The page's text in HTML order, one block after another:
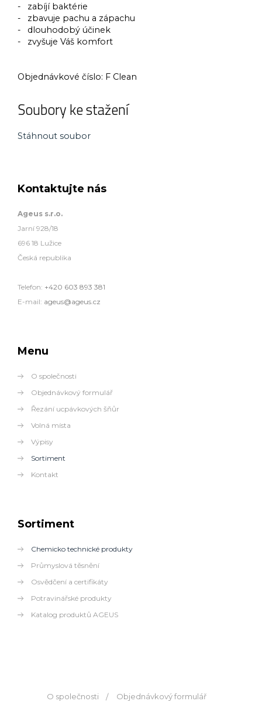
- zabíjí baktérie
- zbavuje pachu a zápachu
- dlouhodobý účinek
- zvyšuje Váš komfort
Objednávkové číslo: F Clean
Soubory ke stažení
Stáhnout soubor
Kontaktujte nás
Ageus s.r.o.
Jarní 928/18
696 18 Lužice
Česká republika
Telefon: +420 603 893 381
E-mail: ageus@ageus.cz
Menu
O společnosti
Objednávkový formulář
Řezání ucpávkových šňůr
Volná místa
Výpisy
Sortiment
Kontakt
Sortiment
Chemicko technické produkty
Průmyslová těsnění
Osvědčení a certifikáty
Potravinářské produkty
Katalog produktů AGEUS
O společnosti Objednávkový formulář